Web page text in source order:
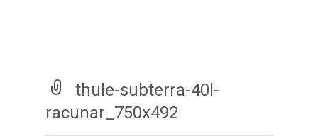
thule-subterra-40l-
racunar_750x492